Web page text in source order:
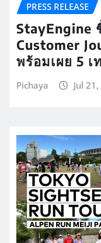
PRESS RELEASE
StayEngine
Customer
พร้อมเผย 5
Pichaya Jul